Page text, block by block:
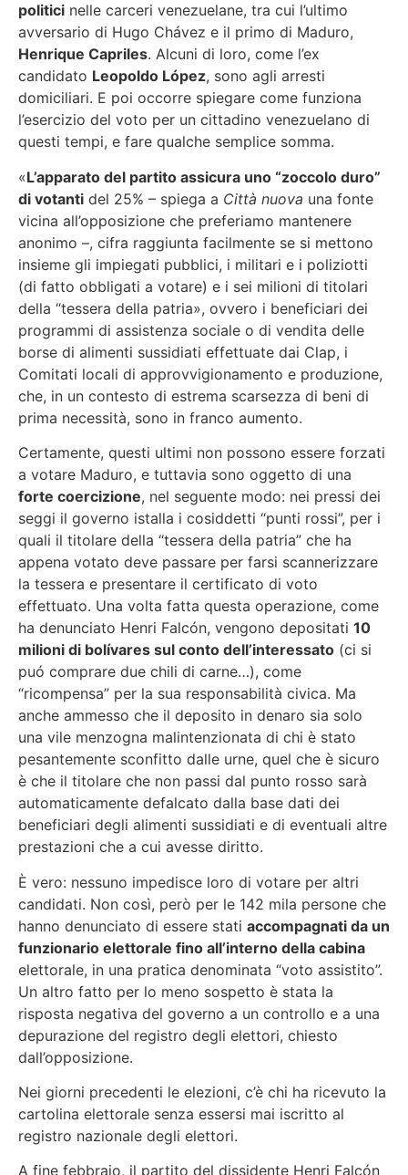
politici nelle carceri venezuelane, tra cui l’ultimo
avversario di Hugo Chávez e il primo di Maduro,
Henrique Capriles. Alcuni di loro, come l’ex
candidato Leopoldo López, sono agli arresti
domiciliari. E poi occorre spiegare come funziona
l’esercizio del voto per un cittadino venezuelano di
questi tempi, e fare qualche semplice somma.
«L’apparato del partito assicura uno “zoccolo duro”
di votanti del 25% – spiega a Città nuova una fonte
vicina all’opposizione che preferiamo mantenere
anonimo –, cifra raggiunta facilmente se si mettono
insieme gli impiegati pubblici, i militari e i poliziotti
(di fatto obbligati a votare) e i sei milioni di titolari
della “tessera della patria», ovvero i beneficiari dei
programmi di assistenza sociale o di vendita delle
borse di alimenti sussidiati effettuate dai Clap, i
Comitati locali di approvvigionamento e produzione,
che, in un contesto di estrema scarsezza di beni di
prima necessità, sono in franco aumento.
Certamente, questi ultimi non possono essere forzati
a votare Maduro, e tuttavia sono oggetto di una
forte coercizione, nel seguente modo: nei pressi dei
seggi il governo istalla i cosiddetti “punti rossi”, per i
quali il titolare della “tessera della patria” che ha
appena votato deve passare per farsi scannerizzare
la tessera e presentare il certificato di voto
effettuato. Una volta fatta questa operazione, come
ha denunciato Henri Falcón, vengono depositati 10
milioni di bolívares sul conto dell’interessato (ci si
puó comprare due chili di carne…), come
“ricompensa” per la sua responsabilità civica. Ma
anche ammesso che il deposito in denaro sia solo
una vile menzogna malintenzionata di chi è stato
pesantemente sconfitto dalle urne, quel che è sicuro
è che il titolare che non passi dal punto rosso sarà
automaticamente defalcato dalla base dati dei
beneficiari degli alimenti sussidiati e di eventuali altre
prestazioni che a cui avesse diritto.
È vero: nessuno impedisce loro di votare per altri
candidati. Non così, però per le 142 mila persone che
hanno denunciato di essere stati accompagnati da un
funzionario elettorale fino all’interno della cabina
elettorale, in una pratica denominata “voto assistito”.
Un altro fatto per lo meno sospetto è stata la
risposta negativa del governo a un controllo e a una
depurazione del registro degli elettori, chiesto
dall’opposizione.
Nei giorni precedenti le elezioni, c’è chi ha ricevuto la
cartolina elettorale senza essersi mai iscritto al
registro nazionale degli elettori.
A fine febbraio, il partito del dissidente Henri Falcón